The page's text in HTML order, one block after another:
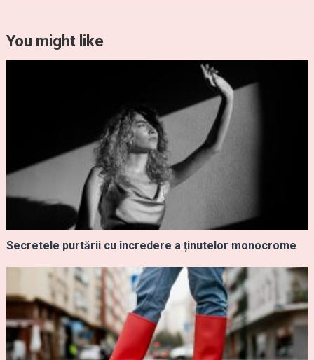
You might like
Secretele purtării cu încredere a ținutelor monocrome